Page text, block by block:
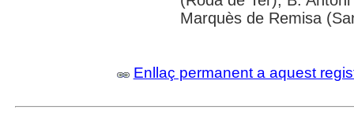
Marquès de Remisa
Enllaç permanent a aquest